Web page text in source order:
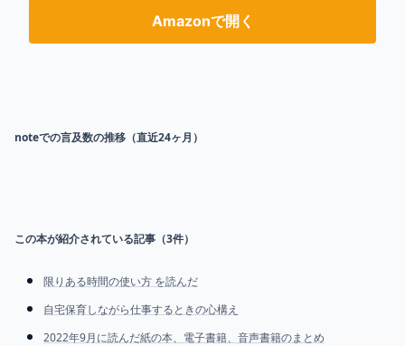
Amazonで開く
noteでの言及数の推移（直近24ヶ月）
この本が紹介されている記事（3件）
限りある時間の使い方 を読んだ
自宅保育しながら仕事するときの心構え
2022年9月に読んだ紙の本、電子書籍、音声書籍のまとめ